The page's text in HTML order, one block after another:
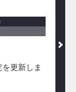
更新しま